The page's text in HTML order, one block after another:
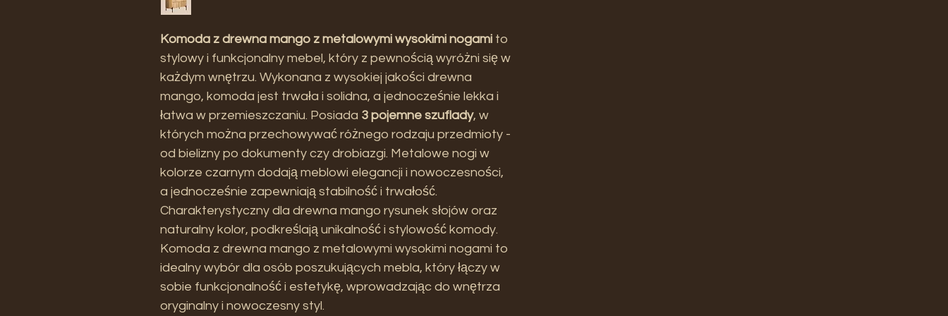
Komoda z drewna mango z metalowymi wysokimi nogami to
stylowy i funkcjonalny mebel, który z pewnością wyróżni się w
każdym wnętrzu. Wykonana z wysokiej jakości drewna
mango, komoda jest trwała i solidna, a jednocześnie lekka i
łatwa w przemieszczaniu. Posiada 3 pojemne szuflady, w
których można przechowywać różnego rodzaju przedmioty -
od bielizny po dokumenty czy drobiazgi. Metalowe nogi w
kolorze czarnym dodają meblowi elegancji i nowoczesności,
a jednocześnie zapewniają stabilność i trwałość.
Charakterystyczny dla drewna mango rysunek słojów oraz
naturalny kolor, podkreślają unikalność i stylowość komody.
Komoda z drewna mango z metalowymi wysokimi nogami to
idealny wybór dla osób poszukujących mebla, który łączy w
sobie funkcjonalność i estetykę, wprowadzając do wnętrza
oryginalny i nowoczesny styl.